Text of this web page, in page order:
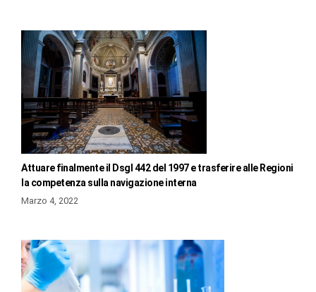
Attuare finalmente il Dsgl 442 del 1997 e trasferire alle Regioni
la competenza sulla navigazione interna
Marzo 4, 2022